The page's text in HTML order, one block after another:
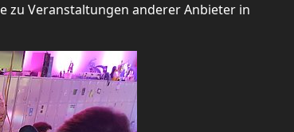
zu Veranstaltungen anderer Anbieter in